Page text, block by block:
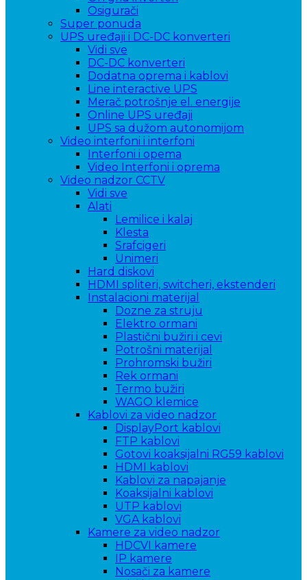
Osigurači
Super ponuda
UPS uređaji i DC-DC konverteri
Vidi sve
DC-DC konverteri
Dodatna oprema i kablovi
Line interactive UPS
Merač potrošnje el. energije
Online UPS uređaji
UPS sa dužom autonomijom
Video interfoni i interfoni
Interfoni i opema
Video Interfoni i oprema
Video nadzor CCTV
Vidi sve
Alati
Lemilice i kalaj
Klesta
Srafcigeri
Unimeri
Hard diskovi
HDMI spliteri, switcheri, ekstenderi
Instalacioni materijal
Dozne za struju
Elektro ormani
Plastični bužiri i cevi
Potrošni materijal
Prohromski bužiri
Rek ormani
Termo bužiri
WAGO klemice
Kablovi za video nadzor
DisplayPort kablovi
FTP kablovi
Gotovi koaksijalni RG59 kablovi
HDMI kablovi
Kablovi za napajanje
Koaksijalni kablovi
UTP kablovi
VGA kablovi
Kamere za video nadzor
HDCVI kamere
IP kamere
Nosači za kamere